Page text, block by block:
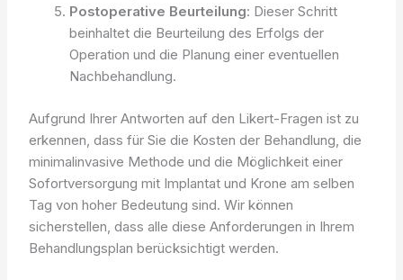
Postoperative Beurteilung: Dieser Schritt
beinhaltet die Beurteilung des Erfolgs der
Operation und die Planung einer eventuellen
Nachbehandlung.
Aufgrund Ihrer Antworten auf den Likert-Fragen ist zu
erkennen, dass für Sie die Kosten der Behandlung, die
minimalinvasive Methode und die Möglichkeit einer
Sofortversorgung mit Implantat und Krone am selben
Tag von hoher Bedeutung sind. Wir können
sicherstellen, dass alle diese Anforderungen in Ihrem
Behandlungsplan berücksichtigt werden.